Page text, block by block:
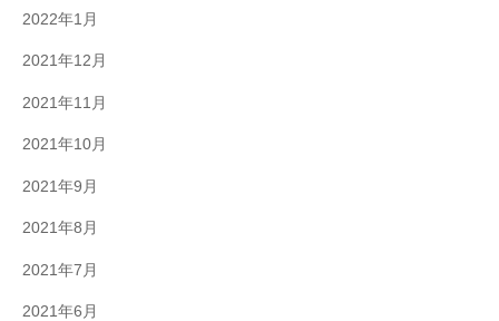
2022年1月
2021年12月
2021年11月
2021年10月
2021年9月
2021年8月
2021年7月
2021年6月